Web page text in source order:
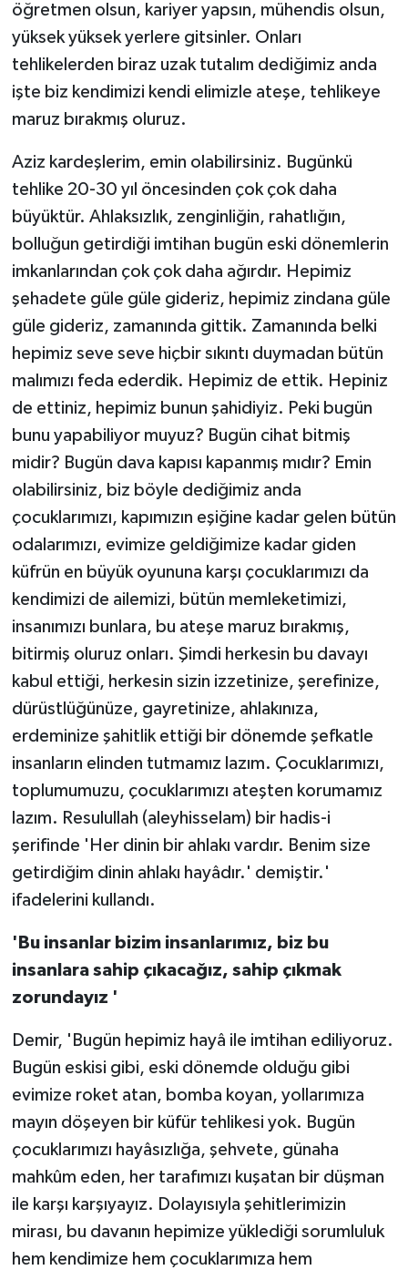
öğretmen olsun, kariyer yapsın, mühendis olsun,
yüksek yüksek yerlere gitsinler. Onları
tehlikelerden biraz uzak tutalım dediğimiz anda
işte biz kendimizi kendi elimizle ateşe, tehlikeye
maruz bırakmış oluruz.
Aziz kardeşlerim, emin olabilirsiniz. Bugünkü
tehlike 20-30 yıl öncesinden çok çok daha
büyüktür. Ahlaksızlık, zenginliğin, rahatlığın,
bolluğun getirdiği imtihan bugün eski dönemlerin
imkanlarından çok çok daha ağırdır. Hepimiz
şehadete güle güle gideriz, hepimiz zindana güle
güle gideriz, zamanında gittik. Zamanında belki
hepimiz seve seve hiçbir sıkıntı duymadan bütün
malımızı feda ederdik. Hepimiz de ettik. Hepiniz
de ettiniz, hepimiz bunun şahidiyiz. Peki bugün
bunu yapabiliyor muyuz? Bugün cihat bitmiş
midir? Bugün dava kapısı kapanmış mıdır? Emin
olabilirsiniz, biz böyle dediğimiz anda
çocuklarımızı, kapımızın eşiğine kadar gelen bütün
odalarımızı, evimize geldiğimize kadar giden
küfrün en büyük oyununa karşı çocuklarımızı da
kendimizi de ailemizi, bütün memleketimizi,
insanımızı bunlara, bu ateşe maruz bırakmış,
bitirmiş oluruz onları. Şimdi herkesin bu davayı
kabul ettiği, herkesin sizin izzetinize, şerefinize,
dürüstlüğünüze, gayretinize, ahlakınıza,
erdeminize şahitlik ettiği bir dönemde şefkatle
insanların elinden tutmamız lazım. Çocuklarımızı,
toplumumuzu, çocuklarımızı ateşten korumamız
lazım. Resulullah (aleyhisselam) bir hadis-i
şerifinde 'Her dinin bir ahlakı vardır. Benim size
getirdiğim dinin ahlakı hayâdır.' demiştir.'
ifadelerini kullandı.
'Bu insanlar bizim insanlarımız, biz bu
insanlara sahip çıkacağız, sahip çıkmak
zorundayız '
Demir, 'Bugün hepimiz hayâ ile imtihan ediliyoruz.
Bugün eskisi gibi, eski dönemde olduğu gibi
evimize roket atan, bomba koyan, yollarımıza
mayın döşeyen bir küfür tehlikesi yok. Bugün
çocuklarımızı hayâsızlığa, şehvete, günaha
mahkûm eden, her tarafımızı kuşatan bir düşman
ile karşı karşıyayız. Dolayısıyla şehitlerimizin
mirası, bu davanın hepimize yüklediği sorumluluk
hem kendimize hem çocuklarımıza hem